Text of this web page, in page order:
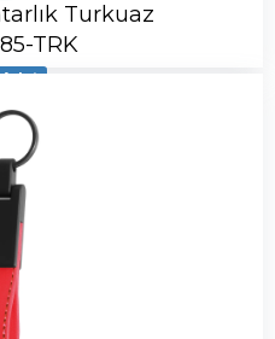
Turkuaz
TRK
Adet